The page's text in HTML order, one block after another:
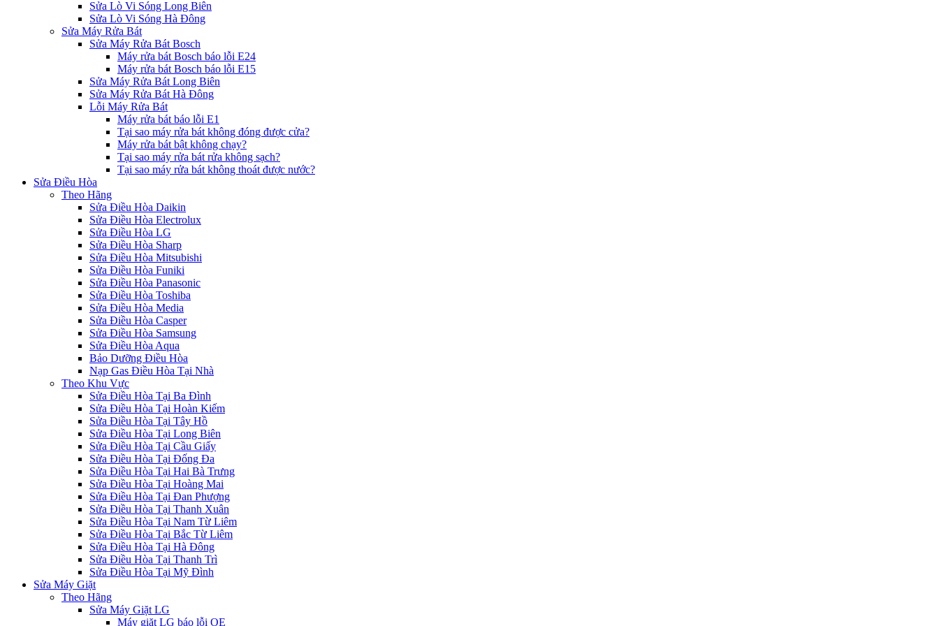
Sửa Lò Vi Sóng Long Biên
Sửa Lò Vi Sóng Hà Đông
Sửa Máy Rửa Bát
Sửa Máy Rửa Bát Bosch
Máy rửa bát Bosch báo lỗi E24
Máy rửa bát Bosch báo lỗi E15
Sửa Máy Rửa Bát Long Biên
Sửa Máy Rửa Bát Hà Đông
Lỗi Máy Rửa Bát
Máy rửa bát báo lỗi E1
Tại sao máy rửa bát không đóng được cửa?
Máy rửa bát bật không chạy?
Tại sao máy rửa bát rửa không sạch?
Tại sao máy rửa bát không thoát được nước?
Sửa Điều Hòa
Theo Hãng
Sửa Điều Hòa Daikin
Sửa Điều Hòa Electrolux
Sửa Điều Hòa LG
Sửa Điều Hòa Sharp
Sửa Điều Hòa Mitsubishi
Sửa Điều Hòa Funiki
Sửa Điều Hòa Panasonic
Sửa Điều Hòa Toshiba
Sửa Điều Hòa Media
Sửa Điều Hòa Casper
Sửa Điều Hòa Samsung
Sửa Điều Hòa Aqua
Bảo Dưỡng Điều Hòa
Nạp Gas Điều Hòa Tại Nhà
Theo Khu Vực
Sửa Điều Hòa Tại Ba Đình
Sửa Điều Hòa Tại Hoàn Kiếm
Sửa Điều Hòa Tại Tây Hồ
Sửa Điều Hòa Tại Long Biên
Sửa Điều Hòa Tại Cầu Giấy
Sửa Điều Hòa Tại Đống Đa
Sửa Điều Hòa Tại Hai Bà Trưng
Sửa Điều Hòa Tại Hoàng Mai
Sửa Điều Hòa Tại Đan Phượng
Sửa Điều Hòa Tại Thanh Xuân
Sửa Điều Hòa Tại Nam Từ Liêm
Sửa Điều Hòa Tại Bắc Từ Liêm
Sửa Điều Hòa Tại Hà Đông
Sửa Điều Hòa Tại Thanh Trì
Sửa Điều Hòa Tại Mỹ Đình
Sửa Máy Giặt
Theo Hãng
Sửa Máy Giặt LG
Máy giặt LG báo lỗi OE